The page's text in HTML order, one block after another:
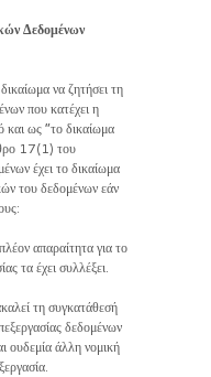
Δεδομένων
να ζητήσει τη
που κατέχει η
ως “το δικαίωμα
17(1) του
έχει το δικαίωμα
του δεδομένων εάν
απαραίτητα για το
τα έχει συλλέξει.
τη συγκατάθεσή
δεδομένων
ουδεμία άλλη νομική